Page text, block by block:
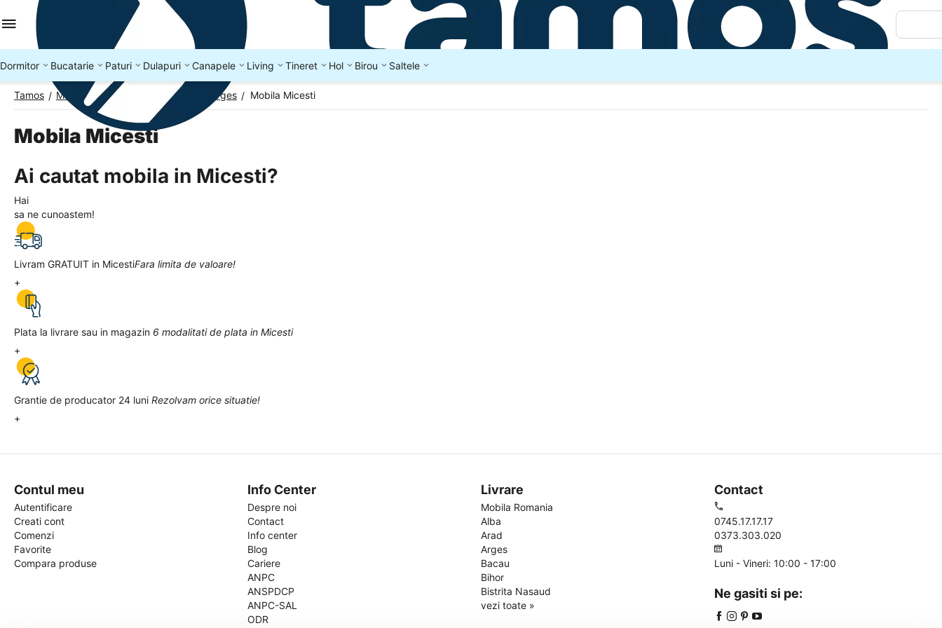
Dormitor Bucatarie Paturi Dulapuri Canapele Living Tineret Hol Birou Saltele
Tamos / Mobila Romania Mobila Judetul Arges / Mobila Micesti
Mobila Micesti
Ai cautat mobila in Micesti?
Hai
sa ne cunoastem!
Livram GRATUIT in MicestiFara limita de valoare!
+
Plata la livrare sau in magazin 6 modalitati de plata in Micesti
+
Grantie de producator 24 luni Rezolvam orice situatie!
+
Contul meu
Autentificare
Creati cont
Comenzi
Favorite
Compara produse
Info Center
Despre noi
Contact
Info center
Blog
Cariere
ANPC
ANSPDCP
ANPC-SAL
ODR
Livrare
Mobila Romania
Alba
Arad
Arges
Bacau
Bihor
Bistrita Nasaud
vezi toate »
Contact
0745.17.17.17
0373.303.020
Luni - Vineri: 10:00 - 17:00
Ne gasiti si pe: